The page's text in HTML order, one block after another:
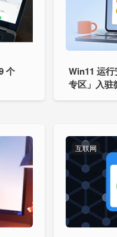
个
Win11 运
专区」入驻
互联网